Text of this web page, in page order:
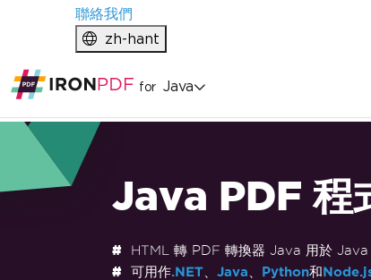
聯絡我們
zh-hant
for Java
Java PDF 程
HTML 轉 PDF 轉換器 Java 用於
可用作.NET、 Java Python和